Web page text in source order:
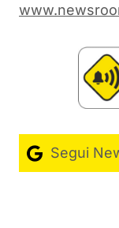
Segui